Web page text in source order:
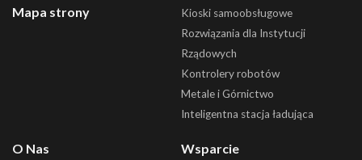
Mapa strony
Kioski samoobsługowe
Rozwiązania dla Instytucji
Rządowych
Kontrolery robotów
Metale i Górnictwo
Inteligentna stacja ładująca
O Nas Wsparcie